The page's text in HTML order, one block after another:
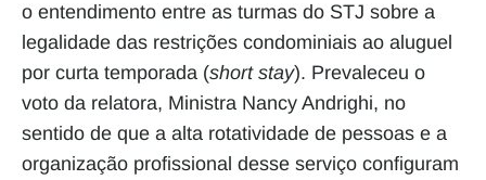
o entendimento entre as turmas do STJ sobre a
legalidade das restrições condominiais ao aluguel
por curta temporada (short stay). Prevaleceu o
voto da relatora, Ministra Nancy Andrighi, no
sentido de que a alta rotatividade de pessoas e a
organização profissional desse serviço configuram